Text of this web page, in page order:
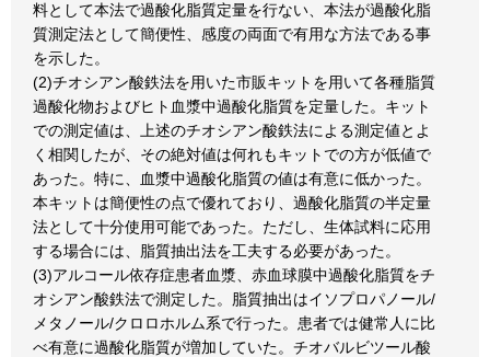
料として本法で過酸化脂質定量を行ない、本法が過酸化脂
質測定法として簡便性、感度の両面で有用な方法である事
を示した。
(2)チオシアン酸鉄法を用いた市販キットを用いて各種脂質
過酸化物およびヒト血漿中過酸化脂質を定量した。キット
での測定値は、上述のチオシアン酸鉄法による測定値とよ
く相関したが、その絶対値は何れもキットでの方が低値で
あった。特に、血漿中過酸化脂質の値は有意に低かった。
本キットは簡便性の点で優れており、過酸化脂質の半定量
法として十分使用可能であった。ただし、生体試料に応用
する場合には、脂質抽出法を工夫する必要があった。
(3)アルコール依存症患者血漿、赤血球膜中過酸化脂質をチ
オシアン酸鉄法で測定した。脂質抽出はイソプロパノール/
メタノール/クロロホルム系で行った。患者では健常人に比
べ有意に過酸化脂質が増加していた。チオバルビツール酸